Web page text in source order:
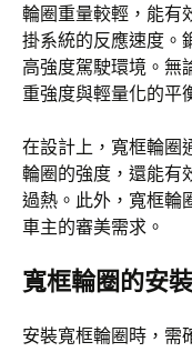
輪圈重量較輕，能有
掛系統的反應速度。
高強度駕駛環境。無
重強度與輕量化的平
在設計上，寬框輪圈
輪圈的強度，還能有
過熱。此外，寬框輪
車主的審美需求。
寬框輪圈的安
安裝寬框輪圈時，需